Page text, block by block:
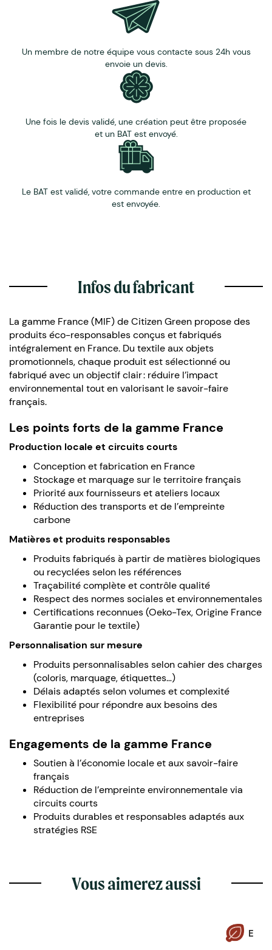
Un membre de notre équipe vous contacte sous 24h vous
envoie un devis.
Une fois le devis validé, une création peut être proposée
et un BAT est envoyé.
Le BAT est validé, votre commande entre en production et
est envoyée.
Infos du fabricant
La gamme France (MIF) de Citizen Green propose des
produits éco-responsables conçus et fabriqués
intégralement en France. Du textile aux objets
promotionnels, chaque produit est sélectionné ou
fabriqué avec un objectif clair : réduire l’impact
environnemental tout en valorisant le savoir-faire
français.
Les points forts de la gamme France
Production locale et circuits courts
Conception et fabrication en France
Stockage et marquage sur le territoire français
Priorité aux fournisseurs et ateliers locaux
Réduction des transports et de l’empreinte
carbone
Matières et produits responsables
Produits fabriqués à partir de matières biologiques
ou recyclées selon les références
Traçabilité complète et contrôle qualité
Respect des normes sociales et environnementales
Certifications reconnues (Oeko-Tex, Origine France
Garantie pour le textile)
Personnalisation sur mesure
Produits personnalisables selon cahier des charges
(coloris, marquage, étiquettes…)
Délais adaptés selon volumes et complexité
Flexibilité pour répondre aux besoins des
entreprises
Engagements de la gamme France
Soutien à l’économie locale et aux savoir-faire
français
Réduction de l’empreinte environnementale via
circuits courts
Produits durables et responsables adaptés aux
stratégies RSE
Vous aimerez aussi
E